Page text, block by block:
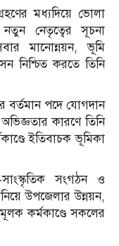
মধ্যদিয়ে ভোলা
নেতৃত্বের সূচনা
মানোন্নয়ন, ভূমি
নিশ্চিত করতে তিনি
বর্তমান পদে যোগদান
কারণে তিনি
ইতিবাচক ভূমিকা
সাংস্কৃতিক সংগঠন ও
উপজেলার উন্নয়ন,
কর্মকাণ্ডে সকলের